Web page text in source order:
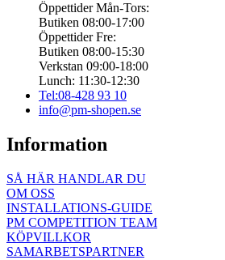
Öppettider Mån-Tors:
Butiken 08:00-17:00
Öppettider Fre:
Butiken 08:00-15:30
Verkstan 09:00-18:00
Lunch: 11:30-12:30
Tel:08-428 93 10
info@pm-shopen.se
Information
SÅ HÄR HANDLAR DU
OM OSS
INSTALLATIONS-GUIDE
PM COMPETITION TEAM
KÖPVILLKOR
SAMARBETSPARTNER